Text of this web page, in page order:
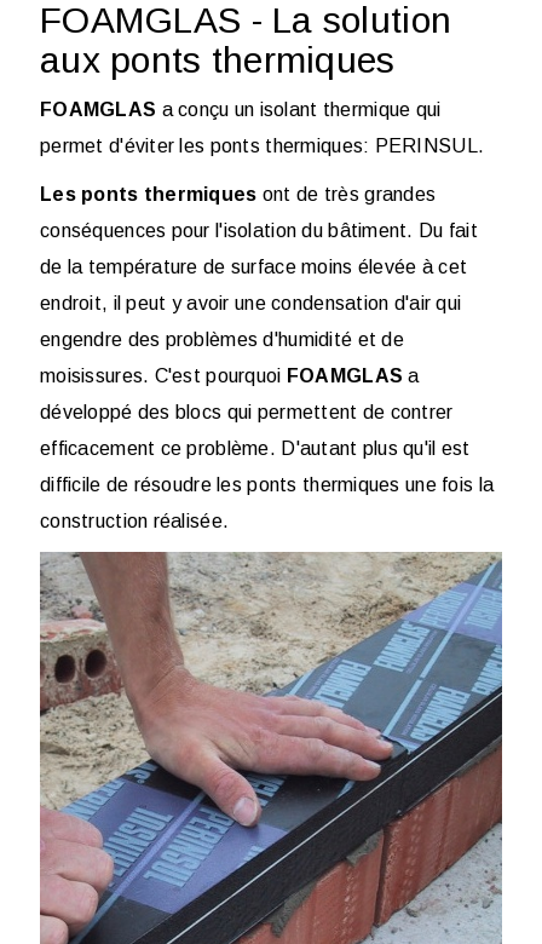
FOAMGLAS - La solution
aux ponts thermiques
FOAMGLAS a conçu un isolant thermique qui
permet d'éviter les ponts thermiques: PERINSUL.
Les ponts thermiques ont de très grandes
conséquences pour l'isolation du bâtiment. Du fait
de la température de surface moins élevée à cet
endroit, il peut y avoir une condensation d'air qui
engendre des problèmes d'humidité et de
moisissures. C'est pourquoi FOAMGLASa
développé des blocs qui permettent de contrer
efficacement ce problème. D'autant plus qu'il est
difficile de résoudre les ponts thermiques une fois la
construction réalisée.